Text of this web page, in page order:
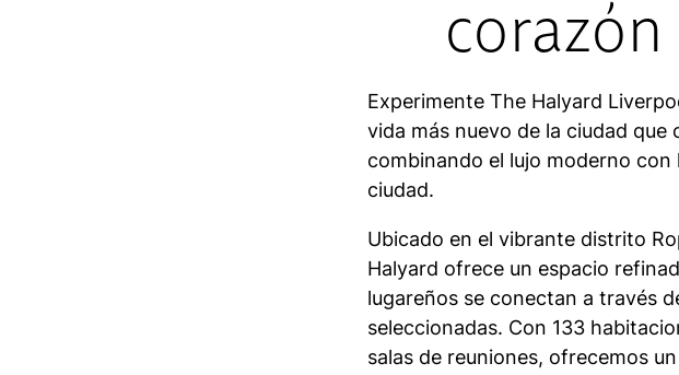
Experimente The Halyard
vida más nuevo de la ciudad
combinando el lujo moderno
ciudad.
Ubicado en el vibrante distrito
Halyard ofrece un espacio
lugareños se conectan a través
seleccionadas. Con 133
salas de reuniones, ofrecemos